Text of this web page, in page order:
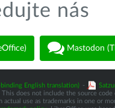
nás
Mastodon
English translation) -
This does not include the source
use as trademarks in one or